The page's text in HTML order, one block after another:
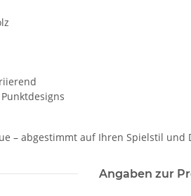
– abgestimmt auf Ihren Spielstil und
Angaben zur